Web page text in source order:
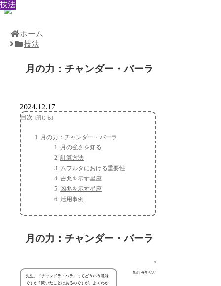
ホーム
技法
月の力：チャンダー・バーラ
技法
2024.12.17
目次
月の力：チャンダー・バーラ
月の強さを知る
計算方法
ムフルタにおける重要性
吉兆を示す星座
凶兆を示す星座
活用事例
月の力：チャンダー・バーラ
星占いを知りたい
先生、『チャンドラ・バラ』ってどういう意味
ですか？聞いたことはあるのですが、よくわか
技法
技法
技法
技法
技法
技法
技法
技法